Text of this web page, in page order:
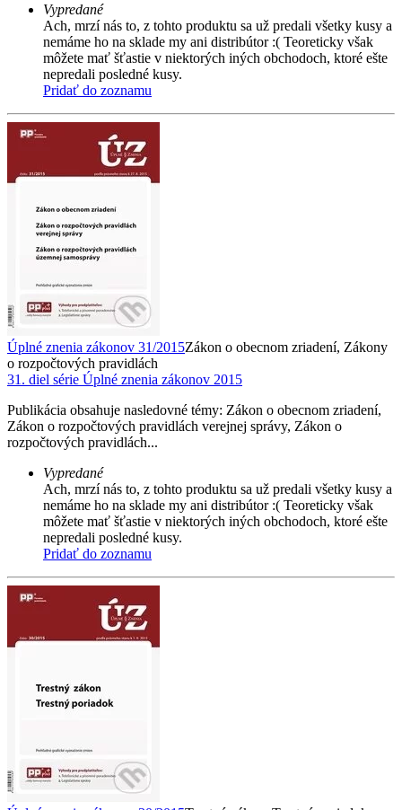
Vypredané
Ach, mrzí nás to, z tohto produktu sa už predali všetky kusy a
nemáme ho na sklade my ani distribútor :( Teoreticky však
môžete mať šťastie v niektorých iných obchodoch, ktoré ešte
nepredali posledné kusy.
Pridať do zoznamu
Úplné znenia zákonov 31/2015Zákon o obecnom zriadení, Zákony
o rozpočtových pravidlách
31. diel série Úplné znenia zákonov 2015
Publikácia obsahuje nasledovné témy: Zákon o obecnom zriadení,
Zákon o rozpočtových pravidlách verejnej správy, Zákon o
rozpočtových pravidlách...
Vypredané
Ach, mrzí nás to, z tohto produktu sa už predali všetky kusy a
nemáme ho na sklade my ani distribútor :( Teoreticky však
môžete mať šťastie v niektorých iných obchodoch, ktoré ešte
nepredali posledné kusy.
Pridať do zoznamu